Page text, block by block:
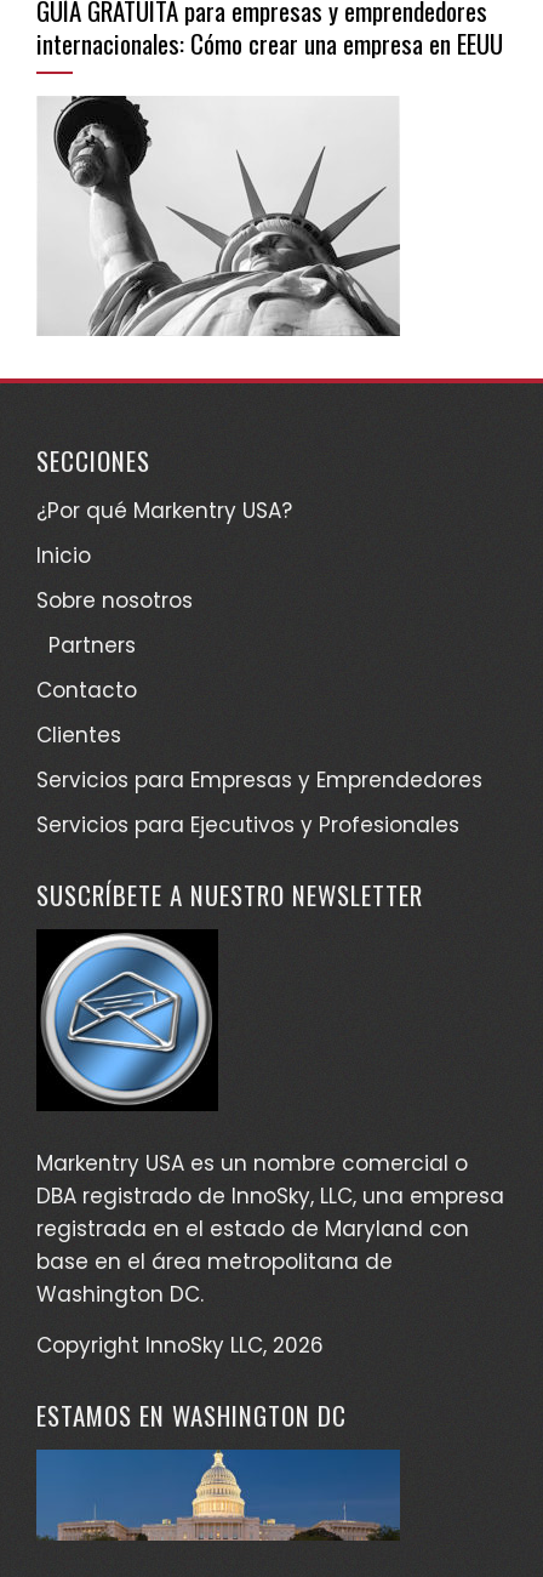
GUÍA GRATUITA para empresas y emprendedores
internacionales: Cómo crear una empresa en EEUU
SECCIONES
¿Por qué Markentry USA?
Inicio
Sobre nosotros
Partners
Contacto
Clientes
Servicios para Empresas y Emprendedores
Servicios para Ejecutivos y Profesionales
SUSCRÍBETE A NUESTRO NEWSLETTER
Markentry USA es un nombre comercial o
DBA registrado de InnoSky, LLC, una empresa
registrada en el estado de Maryland con
base en el área metropolitana de
Washington DC.
Copyright InnoSky LLC, 2026
ESTAMOS EN WASHINGTON DC